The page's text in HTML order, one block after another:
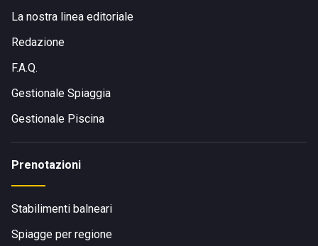
La nostra linea editoriale
Redazione
F.A.Q.
Gestionale Spiaggia
Gestionale Piscina
Prenotazioni
Stabilimenti balneari
Spiagge per regione